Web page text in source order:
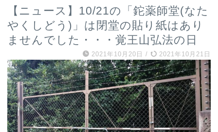
【ニュース】10/21の「鉈薬師堂(なた
やくしどう)」は閉堂の貼り紙はあり
ませんでした・・・覚王山弘法の日
2021年10月20日 / 2021年10月21日